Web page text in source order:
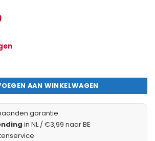
5-Polig – DIN Plug Connector met
AAN WINKELWAGEN
garantie
in NL / €3,99 naar BE